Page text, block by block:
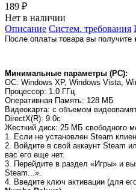
189 ₽
Нет в наличии
Описание Систем. требования
После оплаты товара вы получите
Минимальные параметры (PC):
OC: Windows XP, Windows Vista,
Процессор: 1.0 ГГц
Оперативная Память: 128 MБ
Видеокарта: с объемом
DirectX(R): 9.0c
Жесткий диск: 25 MБ свободного
1. Если не установлен Steam
2. Войдите в свой аккаунт Steam
вас его еще нет.
3. Перейдите в раздел «Игры» и
Steam...».
4. Введите ключ активации (для